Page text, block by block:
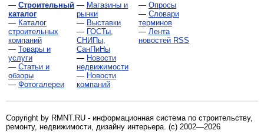
— Строительный
каталог
— Каталог
строительных
компаний
— Товары и
услуги
— Статьи и
обзоры
— Фотогалереи
— Магазины и
рынки
— Выставки
— ГОСТы,
СНИПы,
СанПиНы
— Новости
недвижимости
— Новости
компаний
— Опросы
— Словари
терминов
— Лента
новостей RSS
Copyright by RMNT.RU - информационная система по строительству,
ремонту, недвижимости, дизайну интерьера. (c) 2002—2026